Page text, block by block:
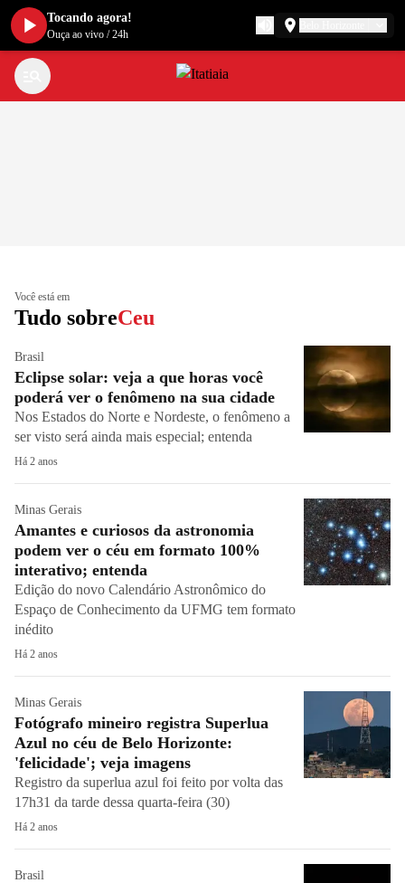
Você está em
Tudo sobreCeu
Brasil
Eclipse solar: veja a que horas você
poderá ver o fenômeno na sua cidade
Nos Estados do Norte e Nordeste, o fenômeno a
ser visto será ainda mais especial; entenda
Há 2 anos
Minas Gerais
Amantes e curiosos da astronomia
podem ver o céu em formato 100%
interativo; entenda
Edição do novo Calendário Astronômico do
Espaço de Conhecimento da UFMG tem formato
inédito
Há 2 anos
Minas Gerais
Fotógrafo mineiro registra Superlua
Azul no céu de Belo Horizonte:
'felicidade'; veja imagens
Registro da superlua azul foi feito por volta das
17h31 da tarde dessa quarta-feira (30)
Há 2 anos
Brasil
Tocando agora!
Ouça ao vivo /24h